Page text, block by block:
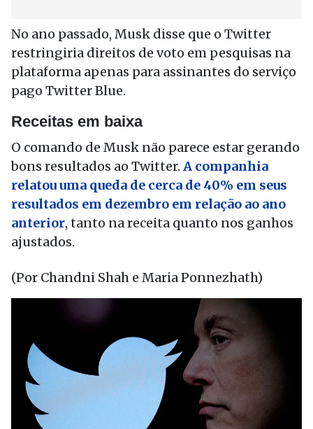
No ano passado, Musk disse que o Twitter
restringiria direitos de voto em pesquisas na
plataforma apenas para assinantes do serviço
pago Twitter Blue.
Receitas em baixa
O comando de Musk não parece estar gerando
bons resultados ao Twitter. A companhia
relatou uma queda de cerca de 40% em seus
resultados em dezembro em relação ao ano
anterior, tanto na receita quanto nos ganhos
ajustados.
(Por Chandni Shah e Maria Ponnezhath)